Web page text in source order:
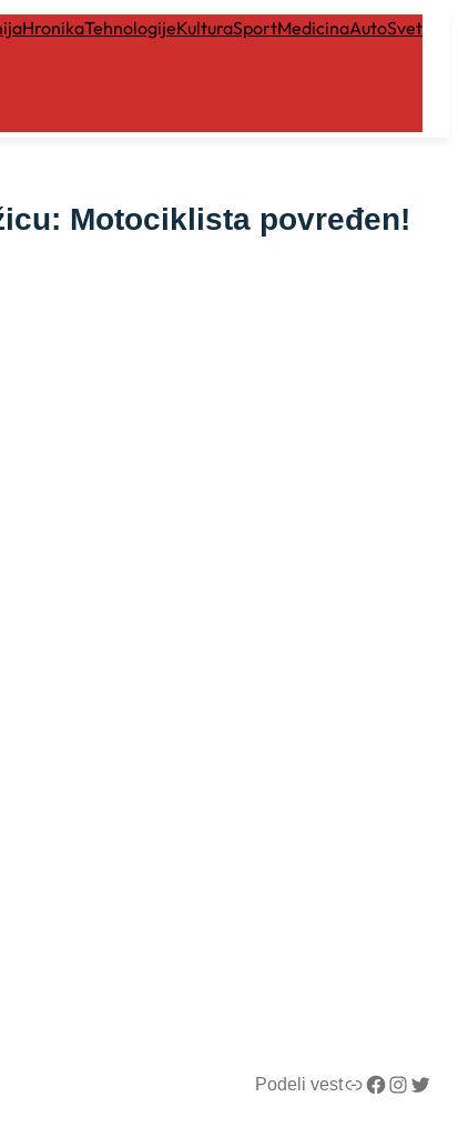
HronikaTehnologijeKulturaSportMedicinaAutoSvet
Motociklista povređen!
Podeli vestLink Facebook InstagramTwitter